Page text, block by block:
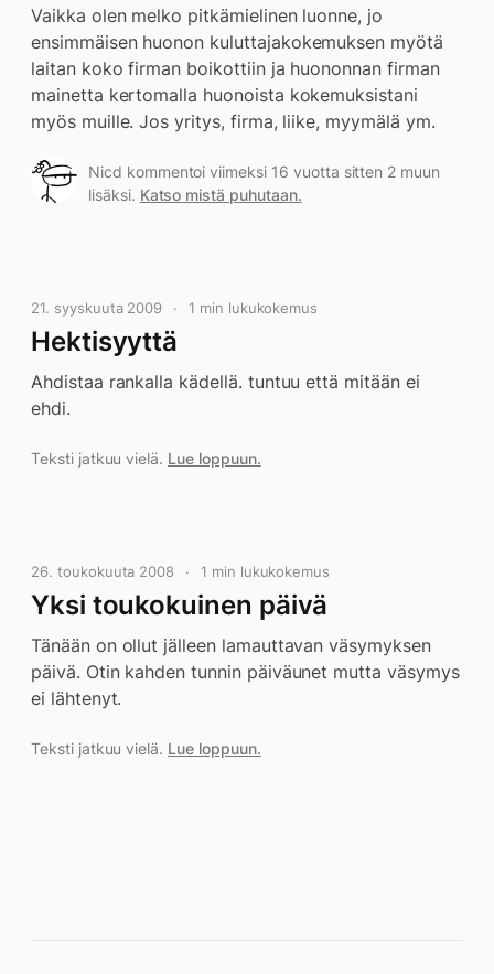
Vaikka olen melko pitkämielinen luonne, jo
ensimmäisen huonon kuluttajakokemuksen myötä
laitan koko firman boikottiin ja huononnan firman
mainetta kertomalla huonoista kokemuksistani
myös muille. Jos yritys, firma, liike, myymälä ym.
Nicd kommentoi viimeksi 16 vuotta sitten 2 muun
lisäksi. Katso mistä puhutaan.
21. syyskuuta 2009 1 min lukukokemus
Hektisyyttä
Ahdistaa rankalla kädellä. tuntuu että mitään ei
ehdi.
Teksti jatkuu vielä. Lue loppuun.
26. toukokuuta 2008 1 min lukukokemus
Yksi toukokuinen päivä
Tänään on ollut jälleen lamauttavan väsymyksen
päivä. Otin kahden tunnin päiväunet mutta väsymys
ei lähtenyt.
Teksti jatkuu vielä. Lue loppuun.